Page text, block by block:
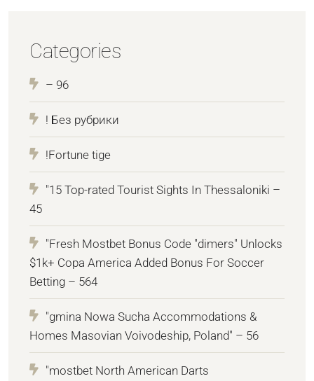
Categories
– 96
! Без рубрики
!Fortune tige
"15 Top-rated Tourist Sights In Thessaloniki –
45
"Fresh Mostbet Bonus Code "dimers" Unlocks
$1k+ Copa America Added Bonus For Soccer
Betting – 564
"gmina Nowa Sucha Accommodations &
Homes Masovian Voivodeship, Poland" – 56
"mostbet North American Darts